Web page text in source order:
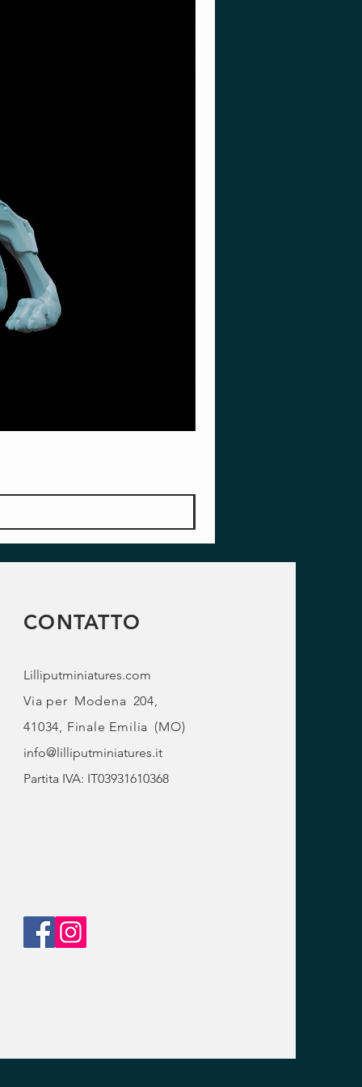
CONTATTO
Lilliputminiatures.com
Via per Modena 204,
41034, Finale Emilia (MO)
info@lilliputminiatures.it
Partita IVA: IT03931610368